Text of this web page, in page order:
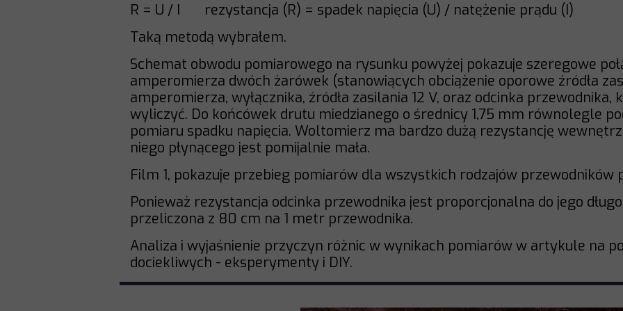
R = U / I rezystancja (R) = spadek napięcia (U) / natężenie prądu (I)
Taką metodą wybrałem.
Schemat obwodu pomiarowego na rysunku powyżej pokazuje szeregowe
amperomierza dwóch żarówek (stanowiących obciążenie oporowe źródła
amperomierza, wyłącznika, źródła zasilania 12 V, oraz odcinka
wyliczyć. Do końcówek drutu miedzianego o średnicy 1,75 mm równolegle
pomiaru spadku napięcia. Woltomierz ma bardzo dużą rezystancję
niego płynącego jest pomijalnie mała.
Film 1, pokazuje przebieg pomiarów dla wszystkich rodzajów przewodników
Ponieważ rezystancja odcinka przewodnika jest proporcjonalna do jego
przeliczona z 80 cm na 1 metr przewodnika.
Analiza i wyjaśnienie przyczyn różnic w wynikach pomiarów w artykule na
dociekliwych - eksperymenty i DIY.